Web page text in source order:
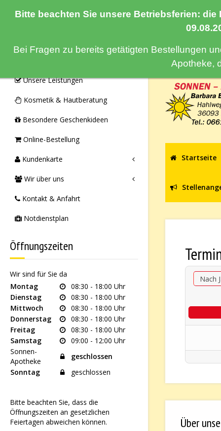
Bitte beachten Sie unsere Betriebsferien:
Bei Fragen zu bereits getätigten Bestellungen
Apotheke,
Unsere Leistungen
Kosmetik & Hautberatung
Besondere Geschenkideen
Online-Bestellung
Kundenkarte
Wir über uns
Kontakt & Anfahrt
Notdienstplan
Öffnungszeiten
Wir sind für Sie da
Montag
08:30 - 18:00 Uhr
Dienstag
08:30 - 18:00 Uhr
Mittwoch
08:30 - 18:00 Uhr
Donnerstag
08:30 - 18:00 Uhr
Freitag
08:30 - 18:00 Uhr
Samstag
09:00 - 12:00 Uhr
Sonnen-
Apotheke
geschlossen
Sonntag
geschlossen
Bitte beachten Sie, dass die
Öffnungszeiten an gesetzlichen
Feiertagen abweichen können.
Startseite
Nach
Über